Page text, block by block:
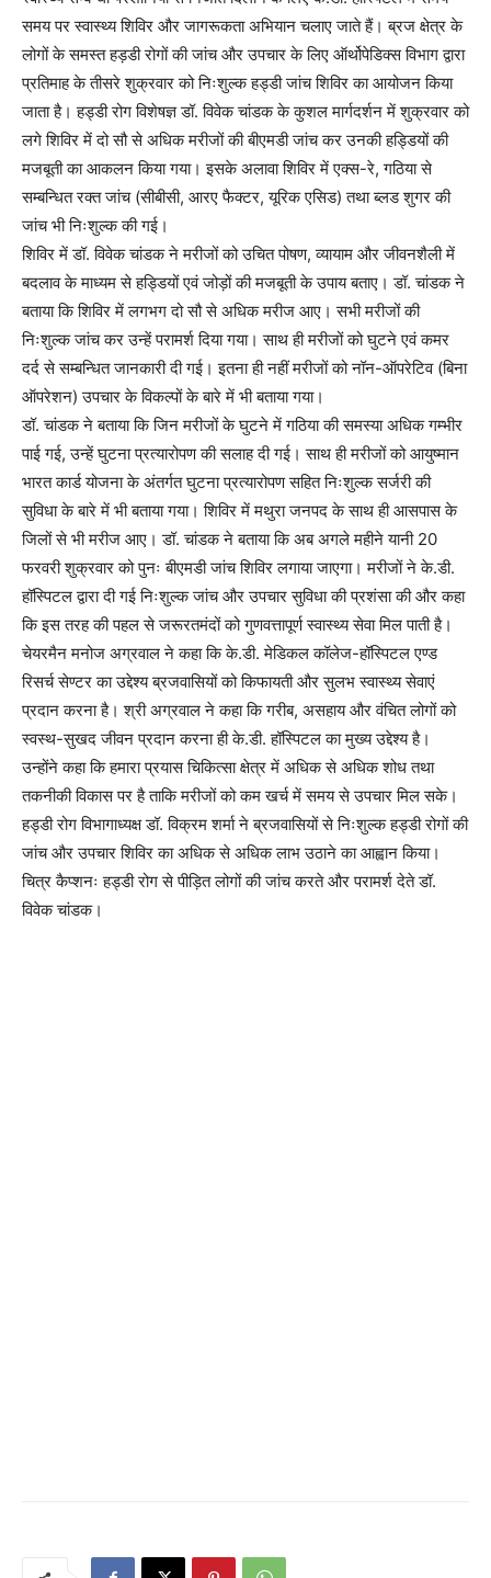
समय पर स्वास्थ्य शिविर और जागरूकता अभियान चलाए जाते हैं। ब्रज क्षेत्र के
लोगों के समस्त हड़डी रोगों की जांच और उपचार के लिए ऑर्थोपेडिक्स विभाग द्वारा
प्रतिमाह के तीसरे शुक्रवार को निःशुल्क हड्डी जांच शिविर का आयोजन किया
जाता है। हड्डी रोग विशेषज्ञ डॉ. विवेक चांडक के कुशल मार्गदर्शन में शुक्रवार को
लगे शिविर में दो सौ से अधिक मरीजों की बीएमडी जांच कर उनकी हड्डियों की
मजबूती का आकलन किया गया। इसके अलावा शिविर में एक्स-रे, गठिया से
सम्बन्धित रक्त जांच (सीबीसी, आरए फैक्टर, यूरिक एसिड) तथा ब्लड शुगर की
जांच भी निःशुल्क की गई।
शिविर में डॉ. विवेक चांडक ने मरीजों को उचित पोषण, व्यायाम और जीवनशैली में
बदलाव के माध्यम से हड्डियों एवं जोड़ों की मजबूती के उपाय बताए। डॉ. चांडक ने
बताया कि शिविर में लगभग दो सौ से अधिक मरीज आए। सभी मरीजों की
निःशुल्क जांच कर उन्हें परामर्श दिया गया। साथ ही मरीजों को घुटने एवं कमर
दर्द से सम्बन्धित जानकारी दी गई। इतना ही नहीं मरीजों को नॉन-ऑपरेटिव (बिना
ऑपरेशन) उपचार के विकल्पों के बारे में भी बताया गया।
डॉ. चांडक ने बताया कि जिन मरीजों के घुटने में गठिया की समस्या अधिक गम्भीर
पाई गई, उन्हें घुटना प्रत्यारोपण की सलाह दी गई। साथ ही मरीजों को आयुष्मान
भारत कार्ड योजना के अंतर्गत घुटना प्रत्यारोपण सहित निःशुल्क सर्जरी की
सुविधा के बारे में भी बताया गया। शिविर में मथुरा जनपद के साथ ही आसपास के
जिलों से भी मरीज आए। डॉ. चांडक ने बताया कि अब अगले महीने यानी 20
फरवरी शुक्रवार को पुनः बीएमडी जांच शिविर लगाया जाएगा। मरीजों ने के.डी.
हॉस्पिटल द्वारा दी गई निःशुल्क जांच और उपचार सुविधा की प्रशंसा की और कहा
कि इस तरह की पहल से जरूरतमंदों को गुणवत्तापूर्ण स्वास्थ्य सेवा मिल पाती है।
चेयरमैन मनोज अग्रवाल ने कहा कि के.डी. मेडिकल कॉलेज-हॉस्पिटल एण्ड
रिसर्च सेण्टर का उद्देश्य ब्रजवासियों को किफायती और सुलभ स्वास्थ्य सेवाएं
प्रदान करना है। श्री अग्रवाल ने कहा कि गरीब, असहाय और वंचित लोगों को
स्वस्थ-सुखद जीवन प्रदान करना ही के.डी. हॉस्पिटल का मुख्य उद्देश्य है।
उन्होंने कहा कि हमारा प्रयास चिकित्सा क्षेत्र में अधिक से अधिक शोध तथा
तकनीकी विकास पर है ताकि मरीजों को कम खर्च में समय से उपचार मिल सके।
हड्डी रोग विभागाध्यक्ष डॉ. विक्रम शर्मा ने ब्रजवासियों से निःशुल्क हड्डी रोगों की
जांच और उपचार शिविर का अधिक से अधिक लाभ उठाने का आह्वान किया।
चित्र कैप्शनः हड्डी रोग से पीड़ित लोगों की जांच करते और परामर्श देते डॉ.
विवेक चांडक।